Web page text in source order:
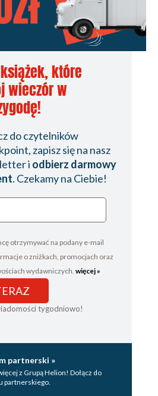
które
wieczór w
do czytelników
zapisz się na nasz
i odbierz darmowy
. Czekamy na Ciebie!
otrzymywać na podany e-mail
o zniżkach, promocjach oraz
wydawniczych. więcej »
tygodniowo!
partnerski »
z Grupą Helion! Dołącz do
partnerskiego.